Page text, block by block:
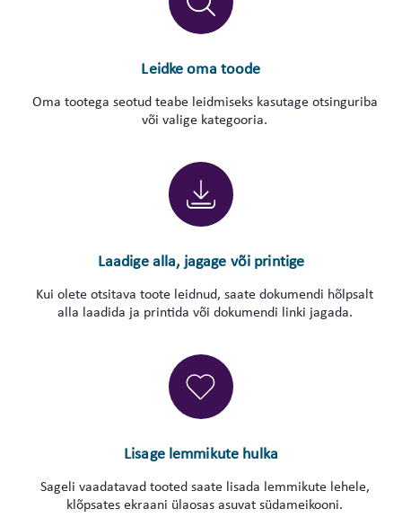
Leidke oma toode
Oma tootega seotud teabe leidmiseks kasutage otsinguriba
või valige kategooria.
Laadige alla, jagage või printige
Kui olete otsitava toote leidnud, saate dokumendi hõlpsalt
alla laadida ja printida või dokumendi linki jagada.
Lisage lemmikute hulka
Sageli vaadatavad tooted saate lisada lemmikute lehele,
klõpsates ekraani ülaosas asuvat südameikooni.